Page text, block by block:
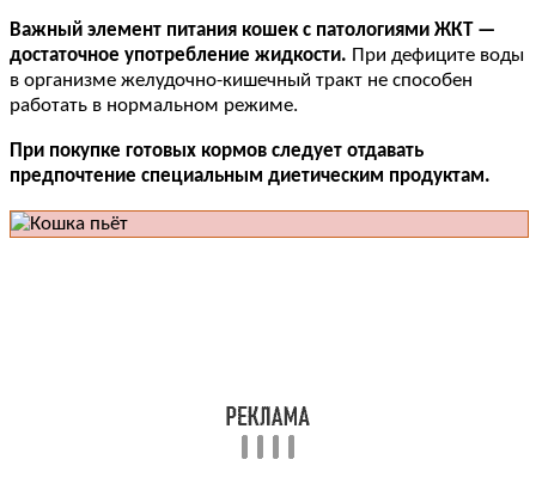
Важный элемент питания кошек с патологиями ЖКТ —
достаточное употребление жидкости. При дефиците воды
в организме желудочно-кишечный тракт не способен
работать в нормальном режиме.
При покупке готовых кормов следует отдавать
предпочтение специальным диетическим продуктам.